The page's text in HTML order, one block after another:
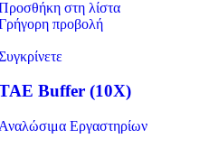
στη λίστα
προβολή
Buffer (10X)
Εργαστηρίων